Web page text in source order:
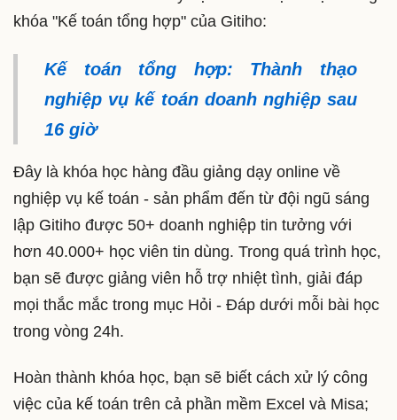
khóa "Kế toán tổng hợp" của Gitiho:
Kế toán tổng hợp: Thành thạo
nghiệp vụ kế toán doanh nghiệp sau
16 giờ
Đây là khóa học hàng đầu giảng dạy online về
nghiệp vụ kế toán - sản phẩm đến từ đội ngũ sáng
lập Gitiho được 50+ doanh nghiệp tin tưởng với
hơn 40.000+ học viên tin dùng. Trong quá trình học,
bạn sẽ được giảng viên hỗ trợ nhiệt tình, giải đáp
mọi thắc mắc trong mục Hỏi - Đáp dưới mỗi bài học
trong vòng 24h.
Hoàn thành khóa học, bạn sẽ biết cách xử lý công
việc của kế toán trên cả phần mềm Excel và Misa;